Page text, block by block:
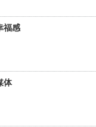
福感
体